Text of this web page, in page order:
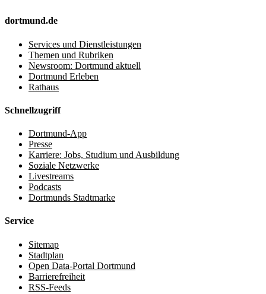
dortmund.de
Services und Dienstleistungen
Themen und Rubriken
Newsroom: Dortmund aktuell
Dortmund Erleben
Rathaus
Schnellzugriff
Dortmund-App
Presse
Karriere: Jobs, Studium und Ausbildung
Soziale Netzwerke
Livestreams
Podcasts
Dortmunds Stadtmarke
Service
Sitemap
Stadtplan
Open Data-Portal Dortmund
Barrierefreiheit
RSS-Feeds